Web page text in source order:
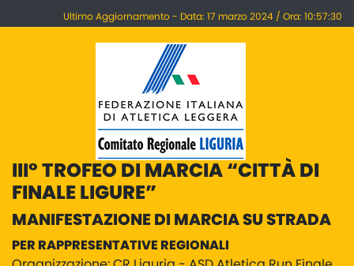
Ultimo Aggiornamento - Data: 17 marzo 2024 / Ora: 10:57:30
III° TROFEO DI MARCIA “CITTÀ DI
FINALE LIGURE”
MANIFESTAZIONE DI MARCIA SU STRADA
PER RAPPRESENTATIVE REGIONALI